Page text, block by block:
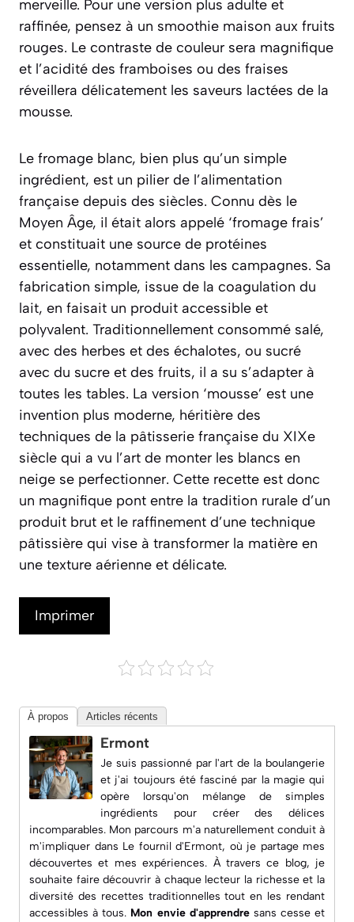
merveille. Pour une version plus adulte et
raffinée, pensez à un smoothie maison aux fruits
rouges. Le contraste de couleur sera magnifique
et l’acidité des framboises ou des fraises
réveillera délicatement les saveurs lactées de la
mousse.
Le fromage blanc, bien plus qu’un simple
ingrédient, est un pilier de l’alimentation
française depuis des siècles. Connu dès le
Moyen Âge, il était alors appelé ‘fromage frais’
et constituait une source de protéines
essentielle, notamment dans les campagnes. Sa
fabrication simple, issue de la coagulation du
lait, en faisait un produit accessible et
polyvalent. Traditionnellement consommé salé,
avec des herbes et des échalotes, ou sucré
avec du sucre et des fruits, il a su s’adapter à
toutes les tables. La version ‘mousse’ est une
invention plus moderne, héritière des
techniques de la pâtisserie française du XIXe
siècle qui a vu l’art de monter les blancs en
neige se perfectionner. Cette recette est donc
un magnifique pont entre la tradition rurale d’un
produit brut et le raffinement d’une technique
pâtissière qui vise à transformer la matière en
une texture aérienne et délicate.
Imprimer
À propos Articles récents
Ermont
Je suis passionné par l'art de la boulangerie
et j'ai toujours été fasciné par la magie qui
opère lorsqu'on mélange de simples
ingrédients pour créer des délices
incomparables. Mon parcours m'a naturellement conduit à
m'impliquer dans Le fournil d'Ermont, où je partage mes
découvertes et mes expériences. À travers ce blog, je
souhaite faire découvrir à chaque lecteur la richesse et la
diversité des recettes traditionnelles tout en les rendant
accessibles à tous. Mon envie d'apprendresans cesse et